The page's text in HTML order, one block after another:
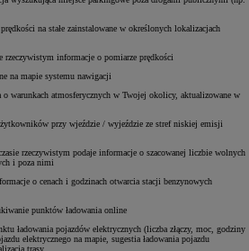
prędkości na stałe zainstalowane w określonych lokalizacjach
rzeczywistym informacje o pomiarze prędkości
na mapie systemu nawigacji
warunkach atmosferycznych w Twojej okolicy, aktualizowane w
przy wjeździe / wyjeździe ze stref niskiej emisji
rzeczywistym podaje informacje o szacowanej liczbie wolnych
i poza nimi
o cenach i godzinach otwarcia stacji benzynowych
punktów ładowania online
ładowania pojazdów elektrycznych (liczba złączy, moc, godziny
elektrycznego na mapie, sugestia ładowania pojazdu
optymalizacja trasy